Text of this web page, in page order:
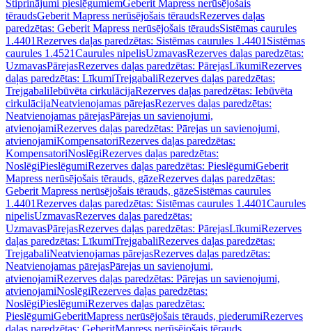
Stiprinājumi pieslēgumiemGeberit Mapress nerūsējošais
tēraudsGeberit Mapress nerūsējošais tēraudsRezerves daļas
paredzētas: Geberit Mapress nerūsējošais tēraudsSistēmas caurules
1.4401Rezerves daļas paredzētas: Sistēmas caurules 1.4401 Sistēmas
caurules 1.4521Caurules nipelisUzmavasRezerves daļas paredzētas:
UzmavasPārejasRezerves daļas paredzētas: PārejasLīkumiRezerves
daļas paredzētas: LīkumiTrejgabaliRezerves daļas paredzētas:
TrejgabaliIebūvēta cirkulācijaRezerves daļas paredzētas: Iebūvēta
cirkulācijaNeatvienojamas pārejasRezerves daļas paredzētas:
Neatvienojamas pārejasPārejas un savienojumi,
atvienojamiRezerves daļas paredzētas: Pārejas un savienojumi,
atvienojamiKompensatoriRezerves daļas paredzētas:
KompensatoriNoslēgiRezerves daļas paredzētas:
NoslēgiPieslēgumiRezerves daļas paredzētas: PieslēgumiGeberit
Mapress nerūsējošais tērauds, gāzeRezerves daļas paredzētas:
Geberit Mapress nerūsējošais tērauds, gāzeSistēmas caurules
1.4401Rezerves daļas paredzētas: Sistēmas caurules 1.4401Caurules
nipelisUzmavasRezerves daļas paredzētas:
UzmavasPārejasRezerves daļas paredzētas: PārejasLīkumiRezerves
daļas paredzētas: LīkumiTrejgabaliRezerves daļas paredzētas:
TrejgabaliNeatvienojamas pārejasRezerves daļas paredzētas:
Neatvienojamas pārejasPārejas un savienojumi,
atvienojamiRezerves daļas paredzētas: Pārejas un savienojumi,
atvienojamiNoslēgiRezerves daļas paredzētas:
NoslēgiPieslēgumiRezerves daļas paredzētas:
PieslēgumiGeberitMapress nerūsējošais tērauds, piederumiRezerves
daļas paredzētas: GeberitMapress nerūsējošais tērauds,